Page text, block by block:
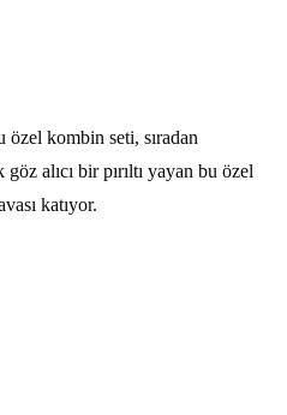
kombin seti, sıradan
alıcı bir pırıltı yayan bu özel
katıyor.